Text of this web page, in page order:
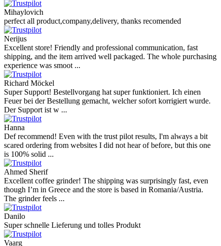
Mihaylovich
perfect all product,company,delivery, thanks recomended
Nerijus
Excellent store! Friendly and professional communication, fast
shipping, and the item arrived well packaged. The whole purchasing
experience was smoot ...
Richard Möckel
Super Support! Bestellvorgang hat super funktioniert. Ich einen
Feuer bei der Bestellung gemacht, welcher sofort korrigiert wurde.
Der Support ist w ...
Hanna
Def recommend! Even with the trust pilot results, I'm always a bit
scared ordering from websites I did not hear of before, but this one
is 100% solid ...
Ahmed Sherif
Excellent coffee grinder! The shipping was surprisingly fast, even
though I’m in Greece and the store is based in Romania/Austria.
The grinder feels ...
Danilo
Super schnelle Lieferung und tolles Produkt
Vaarg